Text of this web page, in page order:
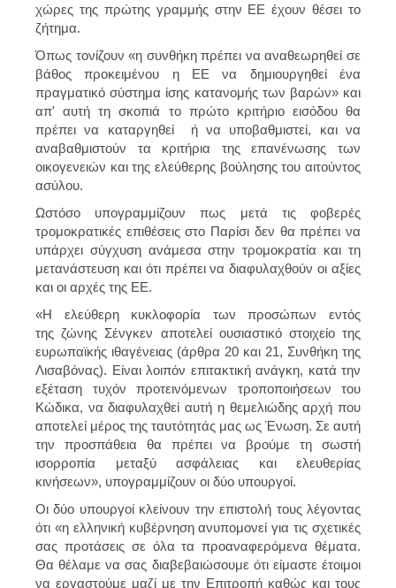
χώρες της πρώτης γραμμής στην ΕΕ έχουν θέσει το
ζήτημα.
Όπως τονίζουν «η συνθήκη πρέπει να αναθεωρηθεί σε
βάθος προκειμένου η ΕΕ να δημιουργηθεί ένα
πραγματικό σύστημα ίσης κατανομής των βαρών» και
απ' αυτή τη σκοπιά το πρώτο κριτήριο εισόδου θα
πρέπει να καταργηθεί ή να υποβαθμιστεί, και να
αναβαθμιστούν τα κριτήρια της επανένωσης των
οικογενειών και της ελεύθερης βούλησης του αιτούντος
ασύλου.
Ωστόσο υπογραμμίζουν πως μετά τις φοβερές
τρομοκρατικές επιθέσεις στο Παρίσι δεν θα πρέπει να
υπάρχει σύγχυση ανάμεσα στην τρομοκρατία και τη
μετανάστευση και ότι πρέπει να διαφυλαχθούν οι αξίες
και οι αρχές της ΕΕ.
«Η ελεύθερη κυκλοφορία των προσώπων εντός
της ζώνης Σένγκεν αποτελεί ουσιαστικό στοιχείο της
ευρωπαϊκής ιθαγένειας (άρθρα 20 και 21, Συνθήκη της
Λισαβόνας). Είναι λοιπόν επιτακτική ανάγκη, κατά την
εξέταση τυχόν προτεινόμενων τροποποιήσεων του
Κώδικα, να διαφυλαχθεί αυτή η θεμελιώδης αρχή που
αποτελεί μέρος της ταυτότητάς μας ως Ένωση. Σε αυτή
την προσπάθεια θα πρέπει να βρούμε τη σωστή
ισορροπία μεταξύ ασφάλειας και ελευθερίας
κινήσεων», υπογραμμίζουν οι δύο υπουργοί.
Οι δύο υπουργοί κλείνουν την επιστολή τους λέγοντας
ότι «η ελληνική κυβέρνηση ανυπομονεί για τις σχετικές
σας προτάσεις σε όλα τα προαναφερόμενα θέματα.
Θα θέλαμε να σας διαβεβαιώσουμε ότι είμαστε έτοιμοι
να εργαστούμε μαζί με την Επιτροπή καθώς και τους